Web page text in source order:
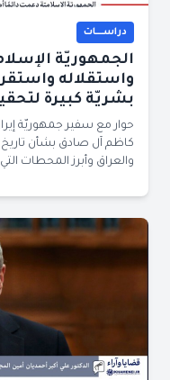
دراســــات
الجمهوريّة
واستقلاله
بشريّة كبيرة
حوار مع سفير جمهوريّة
كاظم آل صادق بشأن تاريخ
والعراق وأبرز المحطات